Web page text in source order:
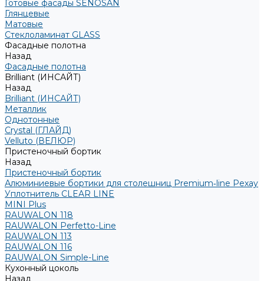
Готовые фасады SENOSAN
Глянцевые
Матовые
Стеклоламинат GLASS
Фасадные полотна
Назад
Фасадные полотна
Brilliant (ИНСАЙТ)
Назад
Brilliant (ИНСАЙТ)
Металлик
Однотонные
Crystal (ГЛАЙД)
Velluto (ВЕЛЮР)
Пристеночный бортик
Назад
Пристеночный бортик
Алюминиевые бортики для столешниц Premium‑line Рехау
Уплотнитель CLEAR LINE
MINI Plus
RAUWALON 118
RAUWALON Perfetto-Line
RAUWALON 113
RAUWALON 116
RAUWALON Simple-Line
Кухонный цоколь
Назад